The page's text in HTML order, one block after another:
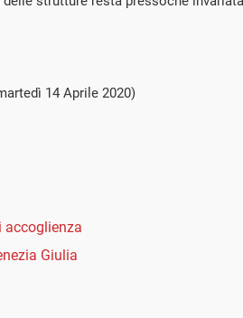
14 Aprile 2020)
accoglienza
Giulia